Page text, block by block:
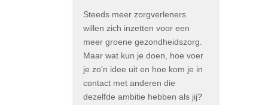
Steeds meer zorgverleners
willen zich inzetten voor een
meer groene gezondheidszorg.
Maar wat kun je doen, hoe voer
je zo'n idee uit en hoe kom je in
contact met anderen die
dezelfde ambitie hebben als jij?